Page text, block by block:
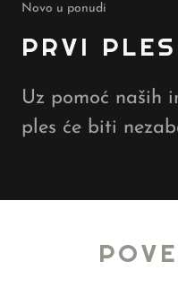
Novo u ponudi
PRVI
Uz pomoć naših
ples će biti